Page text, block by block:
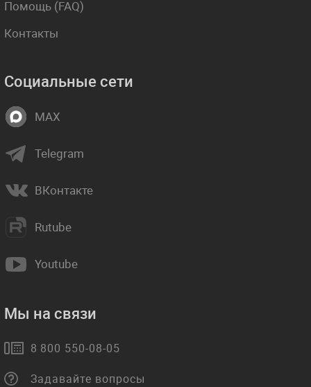
Помощь (FAQ)
Контакты
Социальные сети
MAX
Telegram
ВКонтакте
Rutube
Youtube
Мы на связи
8 800 550-08-05
Задавайте вопросы